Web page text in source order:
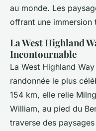
au monde. Les
offrant une immersion
La West Highland
Incontournable
La West Highland
randonnée le plus
154 km, elle relie
William, au pied du
traverse des